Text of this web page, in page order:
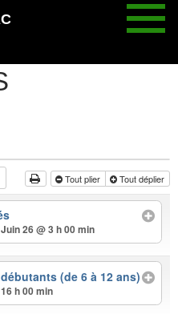
Tout plier Tout déplier
26 @ 3 h 00 min
(de 6 à 12 ans)
h 00 min